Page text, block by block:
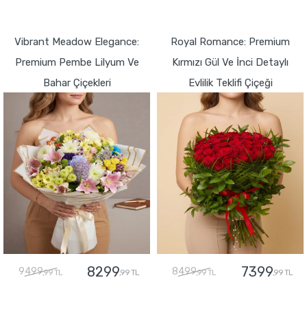
Vibrant Meadow Elegance:
Premium Pembe Lilyum Ve
Bahar Çiçekleri
9499,99 TL 8299,99 TL
Royal Romance: Premium
Kırmızı Gül Ve İnci Detaylı
Evlilik Teklifi Çiçeği
8499,99 TL 7399,99 TL